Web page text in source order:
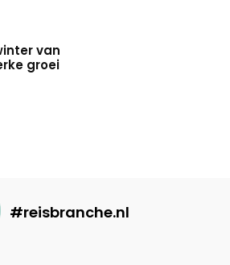
van
groei
#reisbranche.nl